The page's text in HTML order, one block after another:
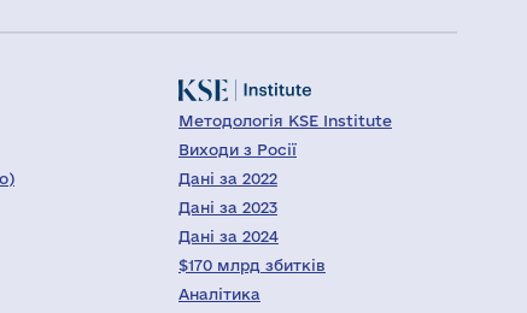
Методологія KSE Institute
Виходи з Росії
Дані за 2022
Дані за 2023
Дані за 2024
$170 млрд збитків
Аналітика